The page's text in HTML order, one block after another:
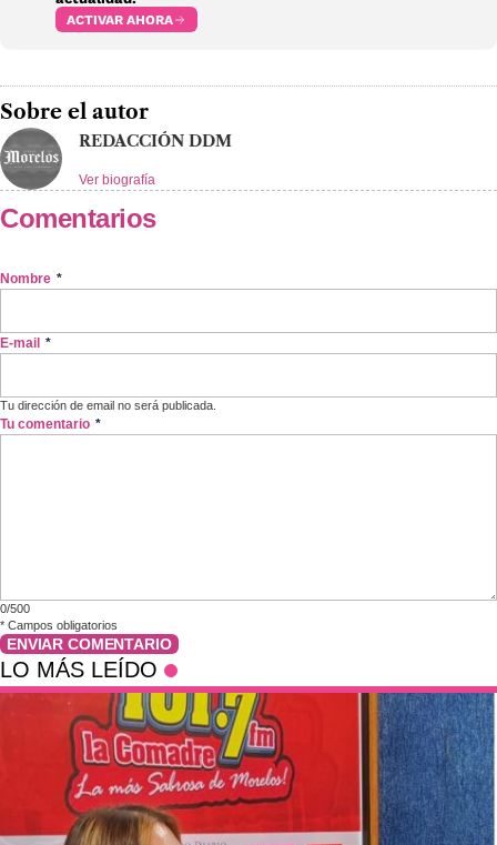
ACTIVAR AHORA
Sobre el autor
REDACCIÓN DDM
Ver biografía
Comentarios
Nombre *
E-mail *
Tu dirección de email no será publicada.
Tu comentario *
0/500
* Campos obligatorios
ENVIAR COMENTARIO
LO MÁS LEÍDO